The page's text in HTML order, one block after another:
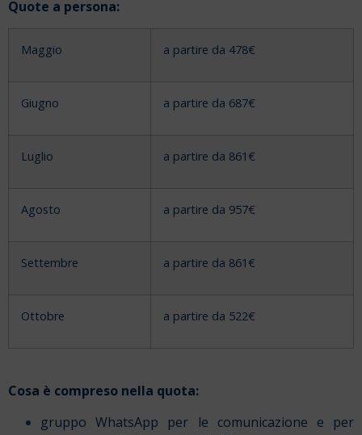
Quote a persona:
Maggio a partire da 478€
Giugno a partire da 687€
Luglio a partire da 861€
Agosto a partire da 957€
Settembre a partire da 861€
Ottobre a partire da 522€
Cosa è compreso nella quota:
gruppo WhatsApp per le comunicazione e per